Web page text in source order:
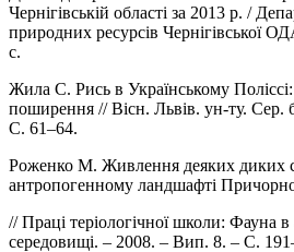
Чернігівській області за 2013 р. /
природних ресурсів Чернігівської
с.
Жила С. Рись в Українському Поліссі:
поширення // Вісн. Львів. ун-ту. Сер.
С. 61–64.
Роженко М. Живлення деяких диких
антропогенному ландшафті
// Праці теріологічної школи: Фауна
середовищі. – 2008. – Вип. 8. – С.